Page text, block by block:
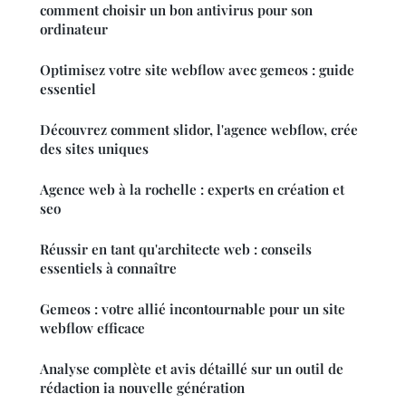
comment choisir un bon antivirus pour son
ordinateur
Optimisez votre site webflow avec gemeos : guide
essentiel
Découvrez comment slidor, l'agence webflow, crée
des sites uniques
Agence web à la rochelle : experts en création et
seo
Réussir en tant qu'architecte web : conseils
essentiels à connaître
Gemeos : votre allié incontournable pour un site
webflow efficace
Analyse complète et avis détaillé sur un outil de
rédaction ia nouvelle génération